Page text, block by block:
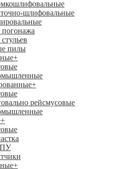
шлифовальные
погонажа
пилы
+
+
рейсмусовые
+
+